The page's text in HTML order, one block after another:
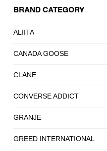
BRAND CATEGORY
ALIITA
CANADA GOOSE
CLANE
CONVERSE ADDICT
GRANJE
GREED INTERNATIONAL